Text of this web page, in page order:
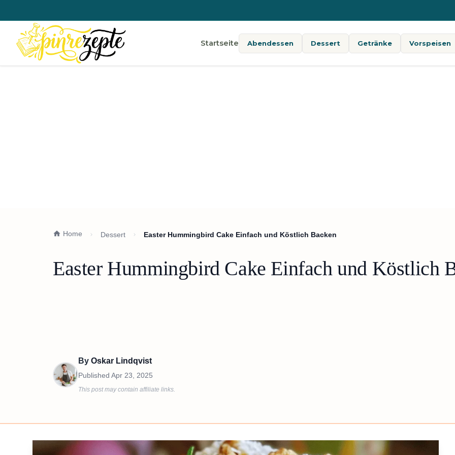
Startseite Abendessen Dessert Getränke Vorspeisen
Home Dessert Easter Hummingbird Cake Einfach und Köstlich Backen
Easter Hummingbird Cake Einfach und Köstlich
By Oskar Lindqvist
Published Apr 23, 2025
This post may contain affiliate links.